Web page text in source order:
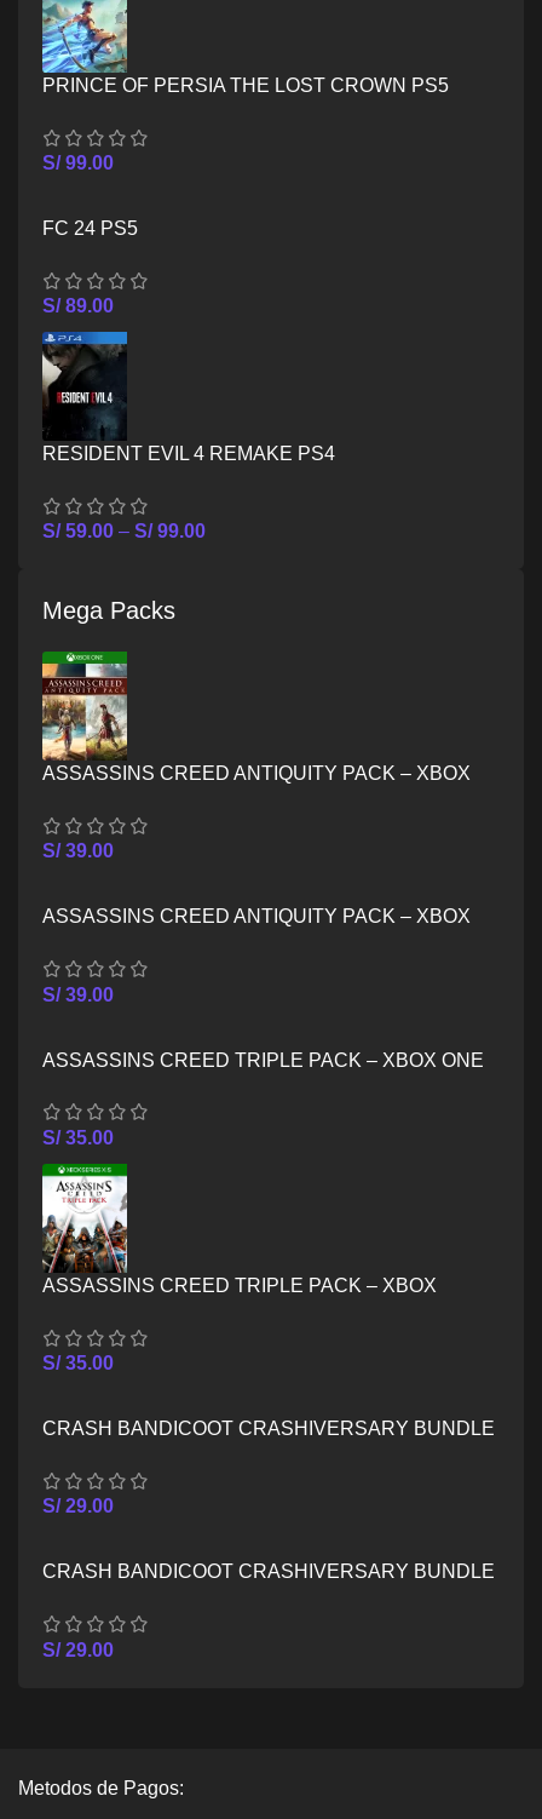
PRINCE OF PERSIA THE LOST CROWN PS5
S/99.00
FC 24 PS5
S/89.00
RESIDENT EVIL 4 REMAKE PS4
S/59.00 – S/99.00
Mega Packs
ASSASSINS CREED ANTIQUITY PACK – XBOX
S/39.00
ASSASSINS CREED ANTIQUITY PACK – XBOX
S/39.00
ASSASSINS CREED TRIPLE PACK – XBOX ONE
S/35.00
ASSASSINS CREED TRIPLE PACK – XBOX
S/35.00
CRASH BANDICOOT CRASHIVERSARY BUNDLE
S/29.00
CRASH BANDICOOT CRASHIVERSARY BUNDLE
S/29.00
Metodos de Pagos: